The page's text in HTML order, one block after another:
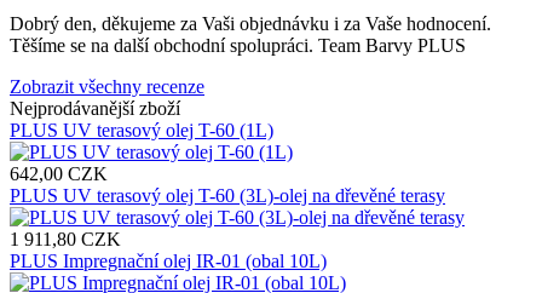
Dobrý den, děkujeme za Vaši objednávku i za Vaše hodnocení.
Těšíme se na další obchodní spolupráci. Team Barvy PLUS
Zobrazit všechny recenze
Nejprodávanější zboží
PLUS UV terasový olej T-60 (1L)
642,00 CZK
PLUS UV terasový olej T-60 (3L)-olej na dřevěné terasy
1 911,80 CZK
PLUS Impregnační olej IR-01 (obal 10L)